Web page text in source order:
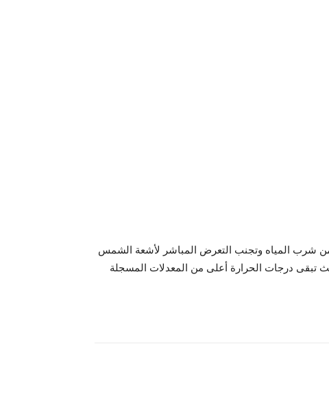
من شرب المياه وتجنب التعرض المباشر لأشعة الشمس
تبقى درجات الحرارة أعلى من المعدلات المسجلة